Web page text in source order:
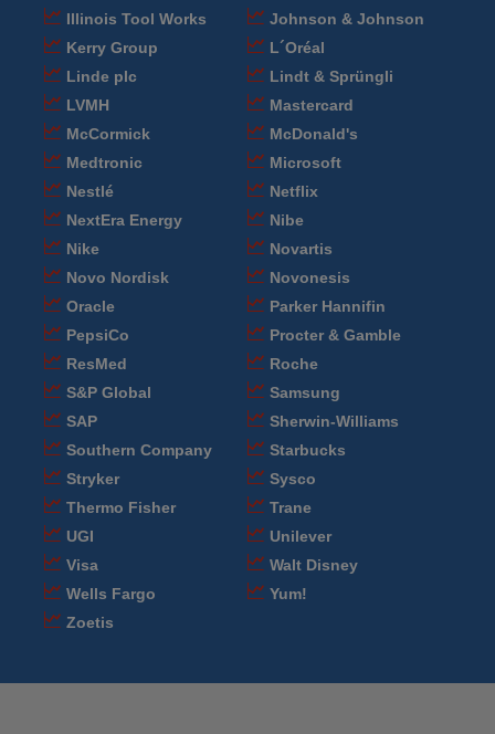
Illinois Tool Works
Johnson & Johnson
Kerry Group
L´Oréal
Linde plc
Lindt & Sprüngli
LVMH
Mastercard
McCormick
McDonald's
Medtronic
Microsoft
Nestlé
Netflix
NextEra Energy
Nibe
Nike
Novartis
Novo Nordisk
Novonesis
Oracle
Parker Hannifin
PepsiCo
Procter & Gamble
ResMed
Roche
S&P Global
Samsung
SAP
Sherwin-Williams
Southern Company
Starbucks
Stryker
Sysco
Thermo Fisher
Trane
UGI
Unilever
Visa
Walt Disney
Wells Fargo
Yum!
Zoetis